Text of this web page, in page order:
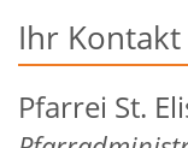
Ihr
Pfarrei St.